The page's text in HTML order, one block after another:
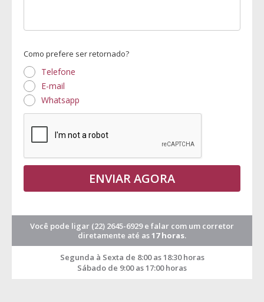
Como prefere ser retornado?
Telefone
E-mail
Whatsapp
ENVIAR AGORA
Você pode ligar (22) 2645-6929e falar com um corretor
diretamente até as17 horas.
Segunda à Sexta de 8:00 as 18:30 horas
Sábado de 9:00 as 17:00 horas